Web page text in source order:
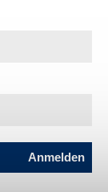
Anmelden